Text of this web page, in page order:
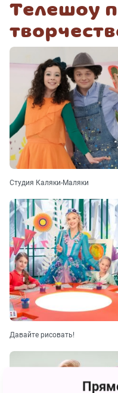
Телешоу
Студия Каляки-Маляки
Давайте рисовать!